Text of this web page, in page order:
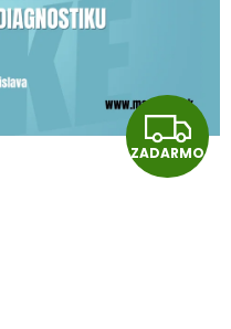
Z
A
ZADARMO